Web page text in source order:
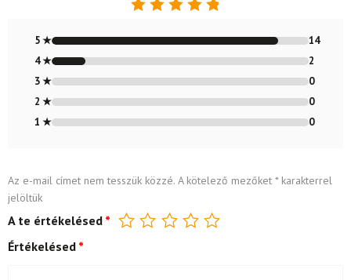
4.88/ 5
5 ★
14
4 ★
2
3 ★
0
2 ★
0
1 ★
0
Az e-mail címet nem tesszük közzé. A kötelező mezőket *karakterrel
jelöltük
A te értékelésed *
Értékelésed *